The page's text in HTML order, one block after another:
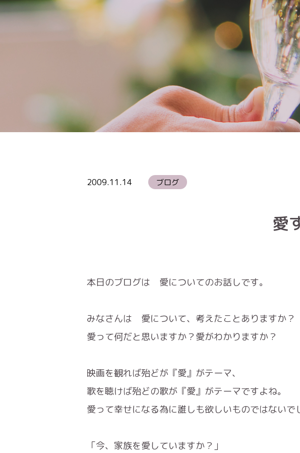
2009.11.14 ブログ
愛
本日のブログは 愛についてのお話しです。
みなさんは 愛について、考えたことありますか？
愛って何だと思いますか？愛がわかりますか？
映画を観れば殆どが『愛』がテーマ、
歌を聴けば殆どの歌が『愛』がテーマですよね。
愛って幸せになる為に誰しも欲しいものではないで
「今、家族を愛していますか？」